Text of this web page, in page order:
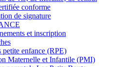
conforme
de signature
et inscription
petite enfance (RPE)
Maternelle et Infantile (PMI)